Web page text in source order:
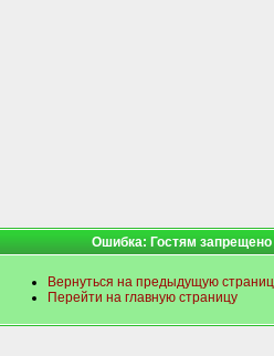
Ошибка: Гостям
Вернуться на предыдущую
Перейти на главную страницу